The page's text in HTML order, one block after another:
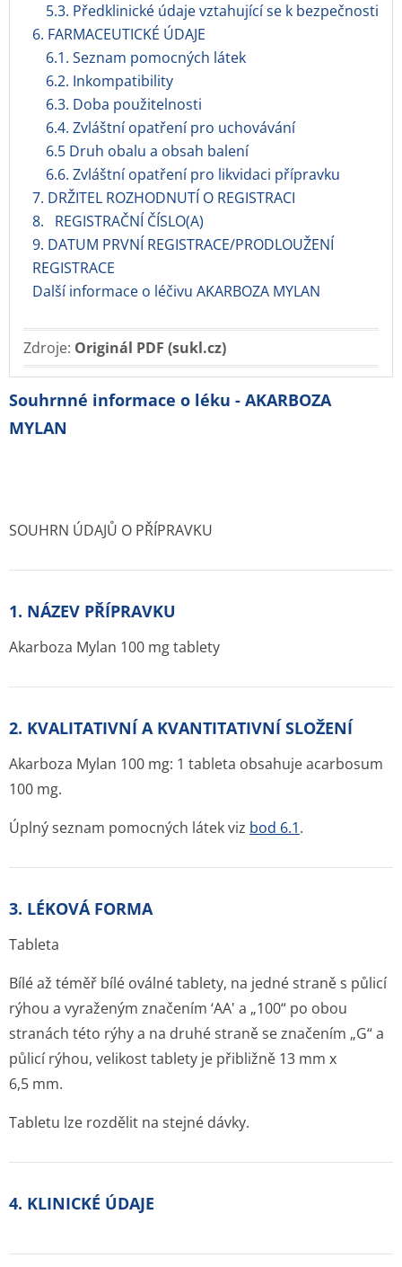
5.3. Předklinické údaje vztahující se k bezpečnosti
6. FARMACEUTICKÉ ÚDAJE
6.1. Seznam pomocných látek
6.2. Inkompatibility
6.3. Doba použitelnosti
6.4. Zvláštní opatření pro uchovávání
6.5 Druh obalu a obsah balení
6.6. Zvláštní opatření pro likvidaci přípravku
7. DRŽITEL ROZHODNUTÍ O REGISTRACI
8. REGISTRAČNÍ ČÍSLO(A)
9. DATUM PRVNÍ REGISTRACE/PRODLOUŽENÍ
REGISTRACE
Další informace o léčivu AKARBOZA MYLAN
Zdroje: Originál PDF (sukl.cz)
Souhrnné informace o léku - AKARBOZA
MYLAN
SOUHRN ÚDAJŮ O PŘÍPRAVKU
1. NÁZEV PŘÍPRAVKU
Akarboza Mylan 100 mg tablety
2. KVALITATIVNÍ A KVANTITATIVNÍ SLOŽENÍ
Akarboza Mylan 100 mg: 1 tableta obsahuje acarbosum
100 mg.
Úplný seznam pomocných látek viz bod 6.1.
3. LÉKOVÁ FORMA
Tableta
Bílé až téměř bílé oválné tablety, na jedné straně s půlicí
rýhou a vyraženým značením ‘AA' a „100“ po obou
stranách této rýhy a na druhé straně se značením „G“ a
půlicí rýhou, velikost tablety je přibližně 13 mm x
6,5 mm.
Tabletu lze rozdělit na stejné dávky.
4. KLINICKÉ ÚDAJE